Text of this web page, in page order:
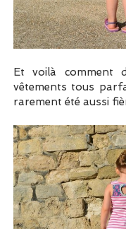
Et voilà comment
vêtements tous
rarement été aussi